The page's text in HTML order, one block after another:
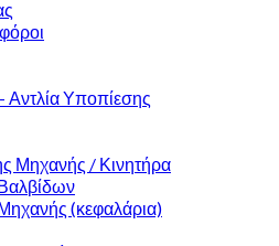
Αντλία Υποπίεσης
Μηχανής / Κινητήρα
(κεφαλάρια)